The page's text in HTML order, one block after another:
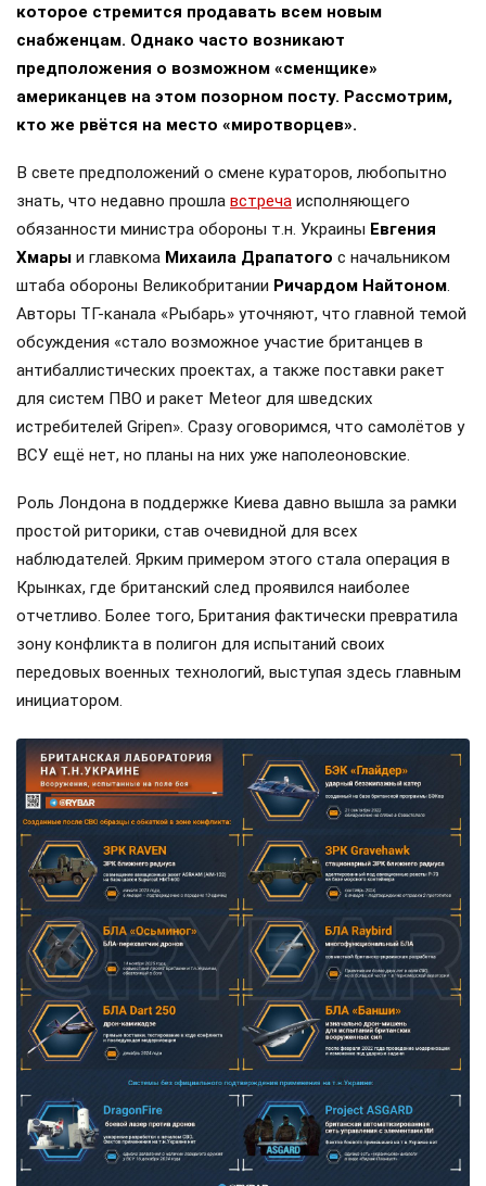
которое стремится продавать всем новым
снабженцам. Однако часто возникают
предположения о возможном «сменщике»
американцев на этом позорном посту. Рассмотрим,
кто же рвётся на место «миротворцев».
В свете предположений о смене кураторов, любопытно
знать, что недавно прошла встреча исполняющего
обязанности министра обороны т.н. Украины Евгения
Хмары и главкома Михаила Драпатого с начальником
штаба обороны Великобритании Ричардом Найтоном.
Авторы ТГ-канала «Рыбарь» уточняют, что главной темой
обсуждения «стало возможное участие британцев в
антибаллистических проектах, а также поставки ракет
для систем ПВО и ракет Meteor для шведских
истребителей Gripen». Сразу оговоримся, что самолётов у
ВСУ ещё нет, но планы на них уже наполеоновские.
Роль Лондона в поддержке Киева давно вышла за рамки
простой риторики, став очевидной для всех
наблюдателей. Ярким примером этого стала операция в
Крынках, где британский след проявился наиболее
отчетливо. Более того, Британия фактически превратила
зону конфликта в полигон для испытаний своих
передовых военных технологий, выступая здесь главным
инициатором.